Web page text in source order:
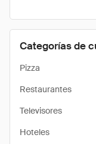
Categorías de
Pizza
Restaurantes
Televisores
Hoteles